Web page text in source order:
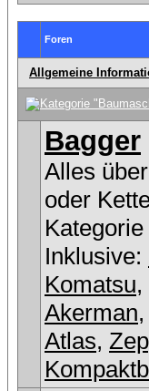
Foren
Allgemeine
Bagger
Alles
oder
Kategorie
Inklusive:
Komatsu,
Akerman,
Atlas,